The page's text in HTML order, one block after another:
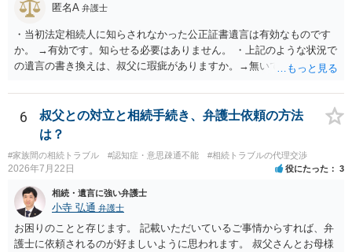
匿名A 弁護士
・当初法定相続人に知らされなかった公正証書遺言は有効なものです
か。 →有効です。知らせる必要はありません。 ・上記のような状況で
の遺言の書き換えは、叔父に瑕疵がありますか。→無いです。 ・分割
ますか。 →本人が自由に決められますので、どこが妥当とは言えない
です。客観的な基準もありません。 ・できれば穏やかに、分割を拒否
することはできますか。 →分割を拒否するということは、遺産はいら
ないということでしょうか。遺言で、受取を指定されててもいらない
と拒否することはできます。理由を説明する必要はありません。
6
叔父との対立と相続手続き、弁護士依頼の方法
は？
#家族間の相続トラブル #認知症・意思疎通不能 #相続トラブルの代理交渉
2026年7月22日 役にたった 3
相続・遺言に強い弁護士
小寺 弘通 弁護士
お困りのことと存じます。 記載いただいているご事情からすれば、弁
護士に依頼されるのが好ましいように思われます。 叔父さんとお母様